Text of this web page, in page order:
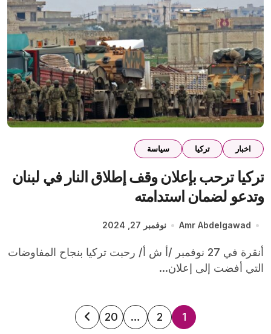
اخبار تركيا سياسة
تركيا ترحب بإعلان وقف إطلاق النار في لبنان
وتدعو لضمان استدامته
Amr Abdelgawad نوفمبر 27, 2024
أنقرة في 27 نوفمبر /أ ش أ/ رحبت تركيا بنجاح المفاوضات
التي أفضت إلى إعلان...
تعدد
1
2
…
20